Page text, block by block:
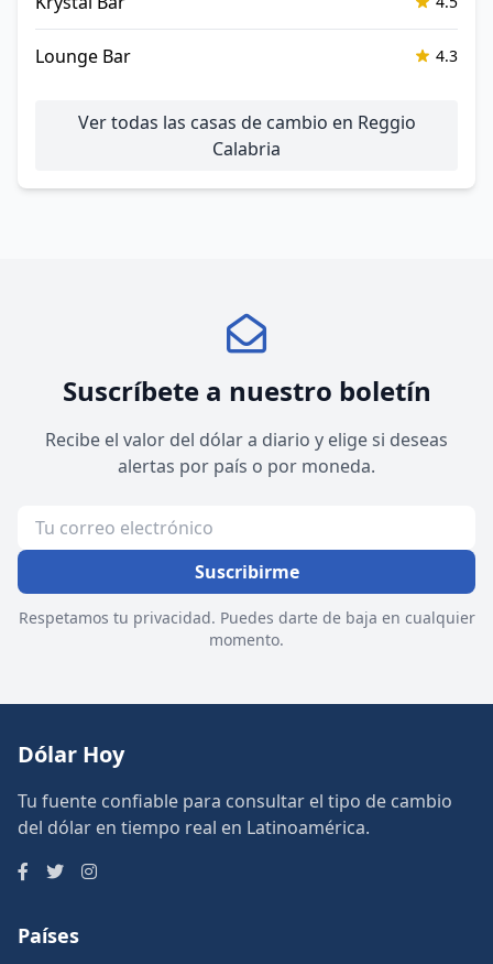
Lounge Bar 4.3
Ver todas las casas de cambio en Reggio
Calabria
Suscríbete a nuestro boletín
Recibe el valor del dólar a diario y elige si deseas
alertas por país o por moneda.
Suscribirme
Respetamos tu privacidad. Puedes darte de baja en cualquier
momento.
Dólar Hoy
Tu fuente confiable para consultar el tipo de cambio
del dólar en tiempo real en Latinoamérica.
Países